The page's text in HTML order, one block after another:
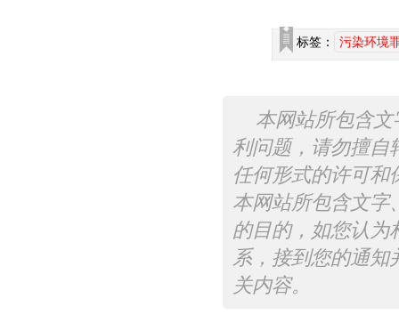
标签： 污染环境
本网站所包含
利问题，请勿擅自
任何形式的许可和
本网站所包含文字
的目的，如您认为
系，接到您的通知
关内容。